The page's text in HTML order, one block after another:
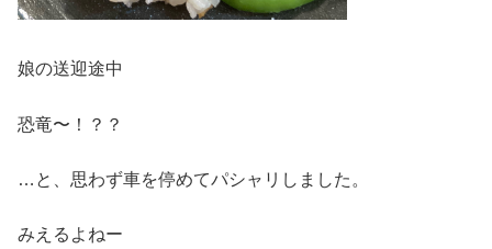
娘の送迎途中
恐竜〜！？？
…と、思わず車を停めてパシャリしました。
みえるよねー